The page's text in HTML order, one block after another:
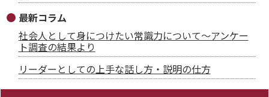
最新コラム
社会人として身につけたい常識力について～アンケー
ト調査の結果より
リーダーとしての上手な話し方・説明の仕方